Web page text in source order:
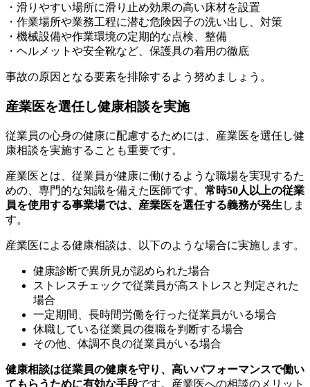
・滑りやすい場所に滑り止め効果の高い床材を設置
・作業場所や業務工程に潜む危険因子の洗い出し、対策
・機械設備や作業環境の定期的な点検、整備
・ヘルメットや安全靴など、保護具の着用の徹底
事故の原因となる要素を排除するよう努めましょう。
産業医を選任し健康相談を実施
従業員の心身の健康に配慮するためには、産業医を選任し健
康相談を実施することも重要です。
産業医とは、従業員が健康に働けるような職場を実現するた
めの、専門的な知識を備えた医師です。 常時50人以上の従業
員を使用する事業場では、産業医を選任する義務が発生 しま
す。
産業医による健康相談は、以下のような場合に実施します。
健康診断で異所見が認められた場合
ストレスチェックで従業員が高ストレスと判定された
場合
一定期間、長時間労働を行った従業員がいる場合
休職している従業員の復職を判断する場合
その他、体調不良の従業員がいる場合
健康相談は従業員の健康を守り、高いパフォーマンスで働い
てもらうために有効な手段です。産業医への相談のメリット